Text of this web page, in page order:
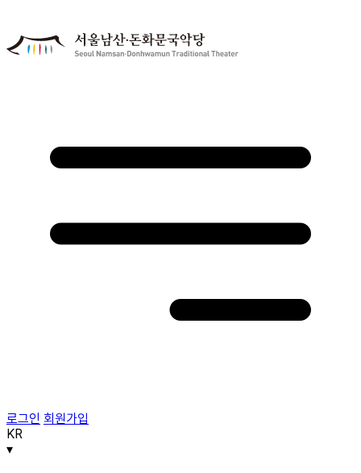
로그인 회원가입
KR
▾